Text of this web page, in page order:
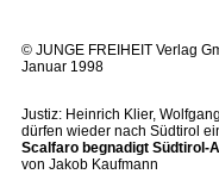
© JUNGE FREIHEIT Verlag
Januar 1998
Justiz: Heinrich Klier,
dürfen wieder nach Südtirol
Scalfaro begnadigt Südtirol-
von Jakob Kaufmann